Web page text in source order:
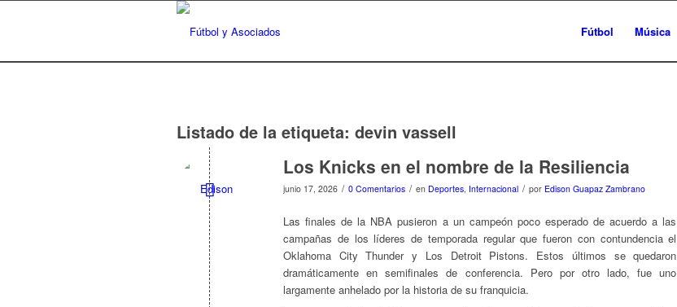
Fútbol Música
Listado de la etiqueta: devin vassell
Los Knicks en el nombre de la Resiliencia
junio 17, 2026 / 0 Comentarios / en Deportes, Internacional / por Edison Guapaz Zambrano
Las finales de la NBA pusieron a un campeón poco esperado de acuerdo a las
campañas de los líderes de temporada regular que fueron con contundencia el
Oklahoma City Thunder y Los Detroit Pistons. Estos últimos se quedaron
dramáticamente en semifinales de conferencia. Pero por otro lado, fue uno
largamente anhelado por la historia de su franquicia.